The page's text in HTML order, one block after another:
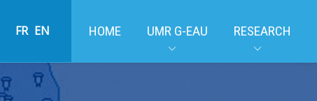
FR EN HOME UMR G-EAU RESEARCH